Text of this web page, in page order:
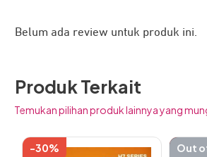
JETE CX11 Series adalah kabel
penggunaan perangkat Anda.
dan kekinian, ditambah dengan
premium membuatnya layak dipilih
Belum ada review untuk produk ini.
Produk Terkait
Temukan pilihan produk lainnya yang
-30% -51%
Out